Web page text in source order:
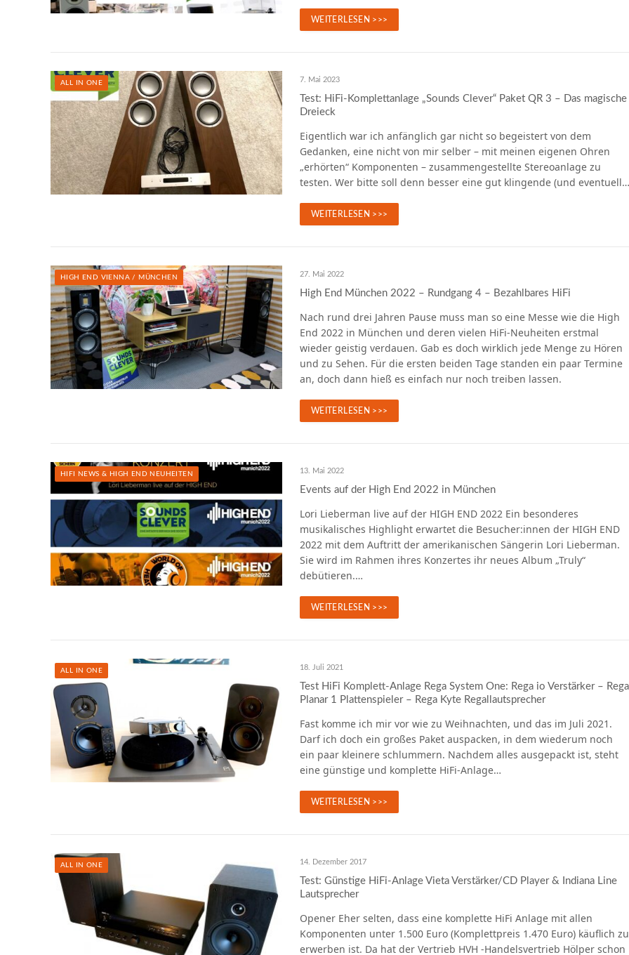
WEITERLESEN >>>
ALL IN ONE 7. Mai 2023
Test: HiFi-Komplettanlage „Sounds Clever“ Paket QR 3 – Das magische
Dreieck
Eigentlich war ich anfänglich gar nicht so begeistert von dem
Gedanken, eine nicht von mir selber – mit meinen eigenen Ohren
„erhörten“ Komponenten – zusammengestellte Stereoanlage zu
testen. Wer bitte soll denn besser eine gut klingende (und eventuell…
WEITERLESEN >>>
HIGH END VIENNA / MÜNCHEN 27. Mai 2022
High End München 2022 – Rundgang 4 – Bezahlbares HiFi
Nach rund drei Jahren Pause muss man so eine Messe wie die High
End 2022 in München und deren vielen HiFi-Neuheiten erstmal
wieder geistig verdauen. Gab es doch wirklich jede Menge zu Hören
und zu Sehen. Für die ersten beiden Tage standen ein paar Termine
an, doch dann hieß es einfach nur noch treiben lassen.
WEITERLESEN >>>
HIFI NEWS & HIGH END NEUHEITEN 13. Mai 2022
Events auf der High End 2022 in München
Lori Lieberman live auf der HIGH END 2022 Ein besonderes
musikalisches Highlight erwartet die Besucher:innen der HIGH END
2022 mit dem Auftritt der amerikanischen Sängerin Lori Lieberman.
Sie wird im Rahmen ihres Konzertes ihr neues Album „Truly“
debütieren.…
WEITERLESEN >>>
ALL IN ONE 18. Juli 2021
Test HiFi Komplett-Anlage Rega System One: Rega io Verstärker – Rega
Planar 1 Plattenspieler – Rega Kyte Regallautsprecher
Fast komme ich mir vor wie zu Weihnachten, und das im Juli 2021.
Darf ich doch ein großes Paket auspacken, in dem wiederum noch
ein paar kleinere schlummern. Nachdem alles ausgepackt ist, steht
eine günstige und komplette HiFi-Anlage…
WEITERLESEN >>>
ALL IN ONE 14. Dezember 2017
Test: Günstige HiFi-Anlage Vieta Verstärker/CD Player & Indiana Line
Lautsprecher
Opener Eher selten, dass eine komplette HiFi Anlage mit allen
Komponenten unter 1.500 Euro (Komplettpreis 1.470 Euro) käuflich zu
erwerben ist. Da hat der Vertrieb HVH -Handelsvertrieb Hölper schon